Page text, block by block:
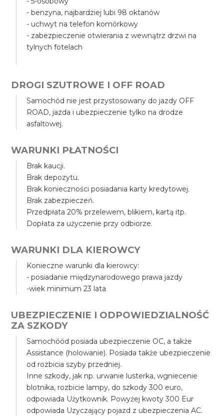
- benzyna, najbardziej lubi 98 oktanów
- uchwyt na telefon komórkowy
- zabezpieczenie otwierania z wewnątrz drzwi na
tylnych fotelach
DROGI SZUTROWE I OFF ROAD
Samochód nie jest przystosowany do jazdy OFF
ROAD, jazda i ubezpieczenie tylko na drodze
asfaltowej.
WARUNKI PŁATNOŚCI
Brak kaucji.
Brak depozytu.
Brak konieczności posiadania karty kredytowej.
Brak zabezpieczeń.
Przedpłata 20% przelewem, blikiem, kartą itp.
Dopłata za użyczenie przy odbiorze.
WARUNKI DLA KIEROWCY
Konieczne warunki dla kierowcy:
- posiadanie międzynarodowego prawa jazdy
-wiek minimum 23 lata
UBEZPIECZENIE I ODPOWIEDZIALNOŚĆ
ZA SZKODY
Samochóód posiada ubezpieczenie OC, a także
Assistance (holowanie). Posiada także ubezpieczenie
od rozbicia szyby przedniej.
Inne szkody, jak np. urwanie lusterka, wgniecenie
blotnika, rozbicie lampy, do szkody 300 euro,
odpowiada Użytkownik. Powyżej kwoty 300 Eur
odpowiada Uzyczający pojazd z ubezpieczenia AC.